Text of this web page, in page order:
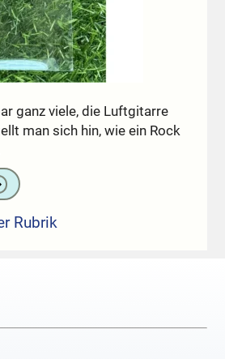
ganz viele, die Luftgitarre
man sich hin, wie ein Rock
Rubrik